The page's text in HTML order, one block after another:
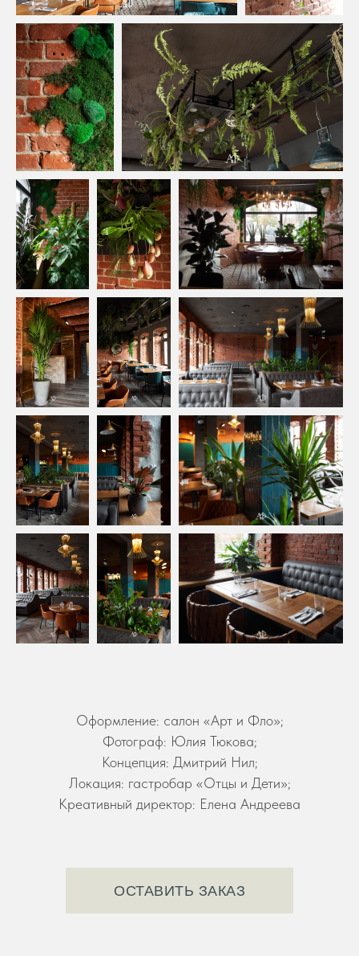
Оформление: салон «Арт и Фло»;
Фотограф: Юлия Тюкова;
Концепция: Дмитрий Нил;
Локация: гастробар «Отцы и Дети»;
Креативный директор: Елена Андреева
ОСТАВИТЬ ЗАКАЗ